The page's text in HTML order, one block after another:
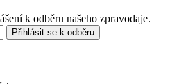
k odběru našeho zpravodaje.
Přihlásit se k odběru